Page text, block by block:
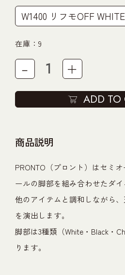
在庫：9
－ ＋
ADD TO
商品説明
PRONTO（プロント）はセミ
ールの脚部を組み合わせたダイ
他のアイテムと調和しながら
を演出します。
脚部は3種類（White・Black・
ります。